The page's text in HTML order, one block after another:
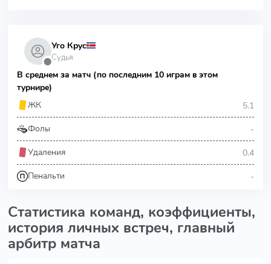
⬤
Уго Крус
Судья
В среднем за матч (по последним 10 играм в этом
турнире)
ЖК
5.1
Фолы -
Удаления 0.4
Пенальти -
Статистика команд, коэффициенты,
история личных встреч, главный
арбитр матча